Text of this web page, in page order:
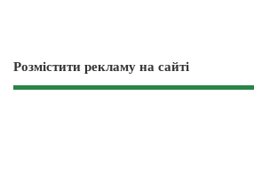
Розмістити рекламу на сайті